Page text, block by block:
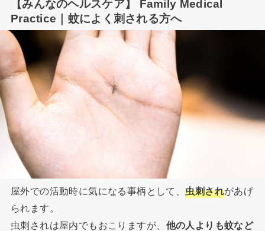
【みんなのヘルスケア】 Family Medical
Practice｜蚊によく刺される方へ
屋外での活動時に気になる事柄として、虫刺されがあげ
られます。
虫刺されは屋内でもおこりますが、 他の人よりも蚊など